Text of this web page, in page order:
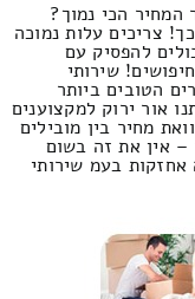
המחיר הכי נמוך?
צריכים עלות נמוכה
להפסיק עם
שירותי
הטובים ביותר
אור ירוק למקצוענים
מחיר בין מובילים
– אין את זה בשום
בעמ שירותי